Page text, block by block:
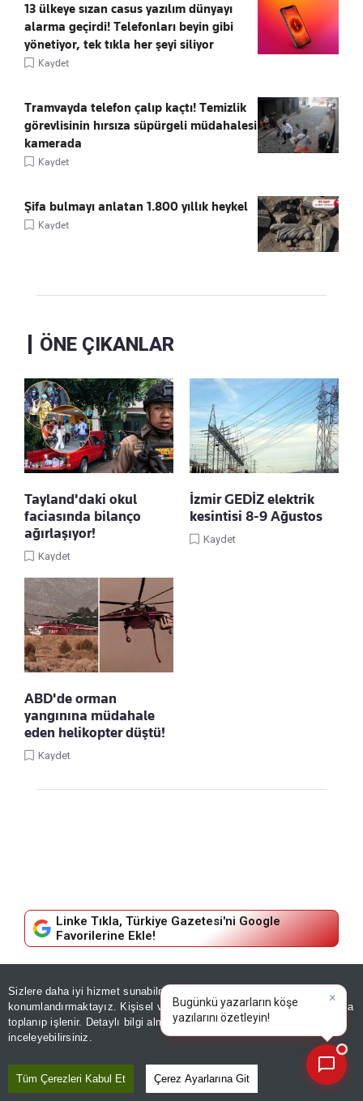
Sizlere daha iyi hizmet sunabilmek adına sitemizde
konumlandırmaktayız. Kişisel verileriniz, KVKK ve GDPR kapsamında
toplanıp işlenir. Detaylı bilgi almak içinAydınlatma Metnimizi
inceleyebilirsiniz.
Tüm Çerezleri Kabul Et Çerez Ayarlarına Git
13 ülkeye sızan casus yazılım dünyayı
alarma geçirdi! Telefonları beyin gibi
yönetiyor, tek tıkla her şeyi siliyor
Kaydet
Tramvayda telefon çalıp kaçtı! Temizlik
görevlisinin hırsıza süpürgeli müdahalesi
kamerada
Kaydet
Şifa bulmayı anlatan 1.800 yıllık heykel
Kaydet
ÖNE ÇIKANLAR
Tayland'daki okul
faciasında bilanço
ağırlaşıyor!
Kaydet
İzmir GEDİZ elektrik
kesintisi 8-9 Ağustos
Kaydet
ABD'de orman
yangınına müdahale
eden helikopter düştü!
Kaydet
Linke Tıkla, Türkiye Gazetesi'ni Google
Favorilerine Ekle!
Mide bulandıran yazışmalar!
Uyuşturucu operasyonundan
fuhuş çıktı: 14 gözaltı
Bugünkü yazarların köşe yaz